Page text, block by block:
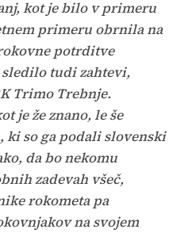
kot je bilo v primeru
primeru obrnila na
potrditve
tudi zahtevi,
Trimo Trebnje.
je že znano, le še
so ga podali slovenski
da bo nekomu
zadevah všeč,
rokometa pa
na svojem